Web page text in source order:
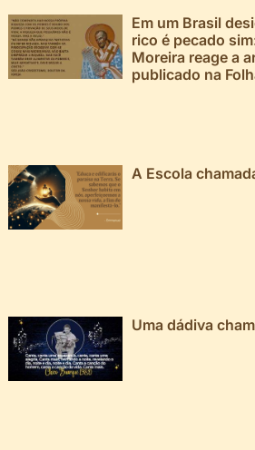
Em um Brasil
rico é pecado
Moreira reage a
publicado na
A Escola
Uma dádiva